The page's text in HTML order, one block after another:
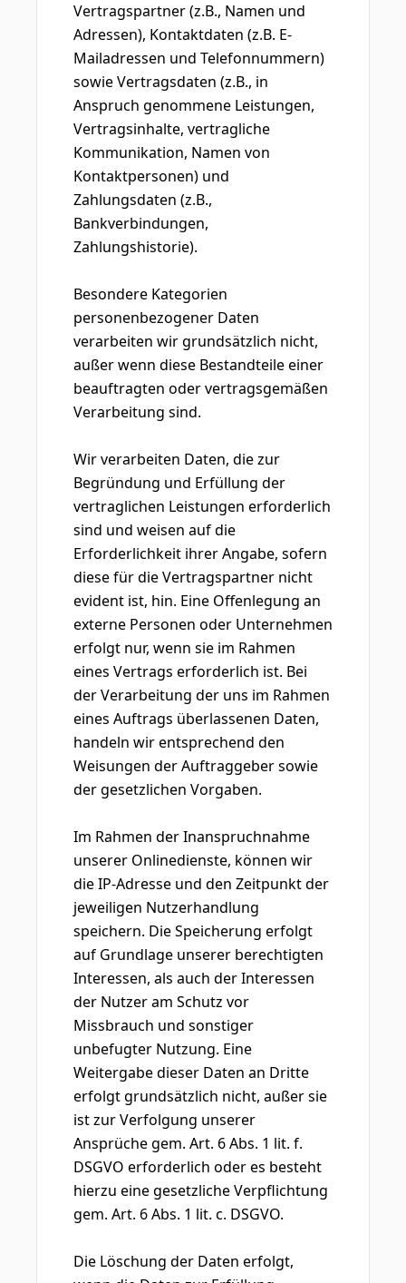
Vertragspartner (z.B., Namen und
Adressen), Kontaktdaten (z.B. E-
Mailadressen und Telefonnummern)
sowie Vertragsdaten (z.B., in
Anspruch genommene Leistungen,
Vertragsinhalte, vertragliche
Kommunikation, Namen von
Kontaktpersonen) und
Zahlungsdaten (z.B.,
Bankverbindungen,
Zahlungshistorie).
Besondere Kategorien
personenbezogener Daten
verarbeiten wir grundsätzlich nicht,
außer wenn diese Bestandteile einer
beauftragten oder vertragsgemäßen
Verarbeitung sind.
Wir verarbeiten Daten, die zur
Begründung und Erfüllung der
vertraglichen Leistungen erforderlich
sind und weisen auf die
Erforderlichkeit ihrer Angabe, sofern
diese für die Vertragspartner nicht
evident ist, hin. Eine Offenlegung an
externe Personen oder Unternehmen
erfolgt nur, wenn sie im Rahmen
eines Vertrags erforderlich ist. Bei
der Verarbeitung der uns im Rahmen
eines Auftrags überlassenen Daten,
handeln wir entsprechend den
Weisungen der Auftraggeber sowie
der gesetzlichen Vorgaben.
Im Rahmen der Inanspruchnahme
unserer Onlinedienste, können wir
die IP-Adresse und den Zeitpunkt der
jeweiligen Nutzerhandlung
speichern. Die Speicherung erfolgt
auf Grundlage unserer berechtigten
Interessen, als auch der Interessen
der Nutzer am Schutz vor
Missbrauch und sonstiger
unbefugter Nutzung. Eine
Weitergabe dieser Daten an Dritte
erfolgt grundsätzlich nicht, außer sie
ist zur Verfolgung unserer
Ansprüche gem. Art. 6 Abs. 1 lit. f.
DSGVO erforderlich oder es besteht
hierzu eine gesetzliche Verpflichtung
gem. Art. 6 Abs. 1 lit. c. DSGVO.
Die Löschung der Daten erfolgt,